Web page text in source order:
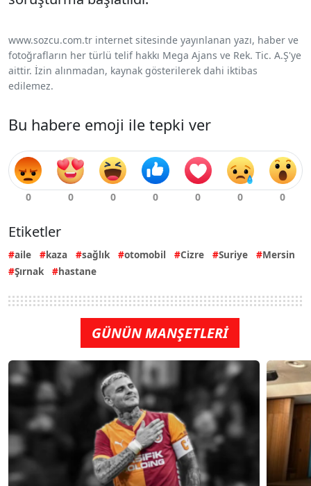
www.sozcu.com.tr internet sitesinde yayınlanan yazı, haber ve
fotoğrafların her türlü telif hakkı Mega Ajans ve Rek. Tic. A.Ş'ye
aittir. İzin alınmadan, kaynak gösterilerek dahi iktibas
edilemez.
Bu habere emoji ile tepki ver
Etiketler
aile kaza sağlık otomobil Cizre Suriye
Mersin
Şırnak
hastane
GÜNÜN MANŞETLERİ